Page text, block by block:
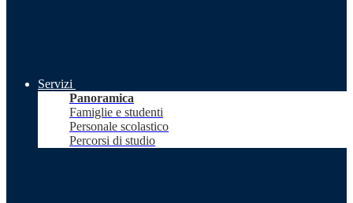
Servizi
Panoramica
Famiglie e studenti
Personale scolastico
Percorsi di studio